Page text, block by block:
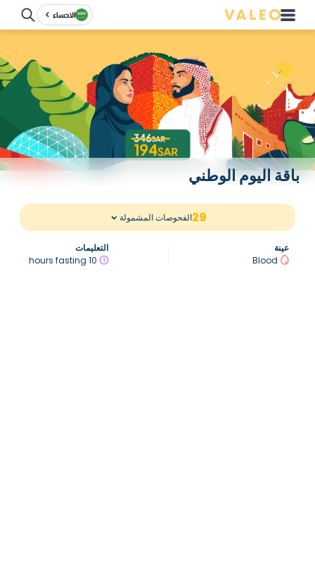
الاحساء
باقة اليوم الوطني
29الفحوصات المشمولة
عينة
Blood
التعليمات
10 hours fasting